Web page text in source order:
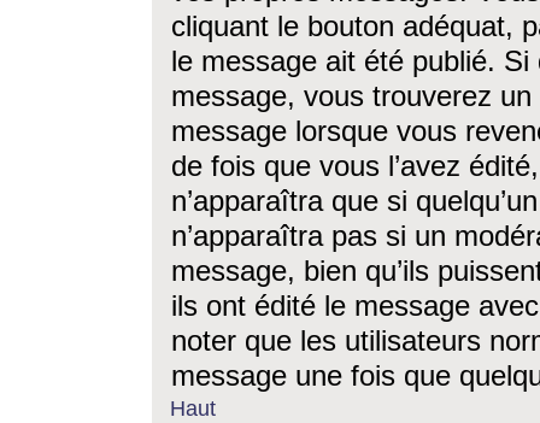
cliquant le bouton adéquat,
le message ait été publié. Si
message, vous trouverez
message lorsque vous
de fois que vous l’avez
n’apparaîtra que si
n’apparaîtra pas si un
message, bien qu’ils
ils ont édité le message
noter que les utilisateurs
message une fois que
Haut